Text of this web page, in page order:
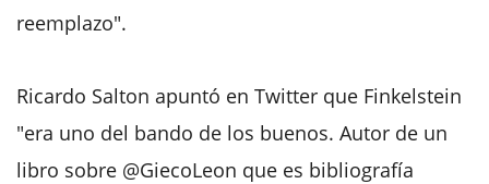
reemplazo".
Ricardo Salton apuntó en Twitter que Finkelstein
"era uno del bando de los buenos. Autor de un
libro sobre @GiecoLeon que es bibliografía